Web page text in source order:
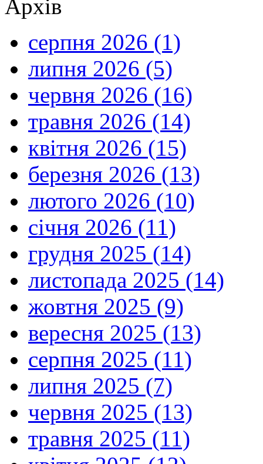
Архів
серпня 2026 (1)
липня 2026 (5)
червня 2026 (16)
травня 2026 (14)
квітня 2026 (15)
березня 2026 (13)
лютого 2026 (10)
січня 2026 (11)
грудня 2025 (14)
листопада 2025 (14)
жовтня 2025 (9)
вересня 2025 (13)
серпня 2025 (11)
липня 2025 (7)
червня 2025 (13)
травня 2025 (11)